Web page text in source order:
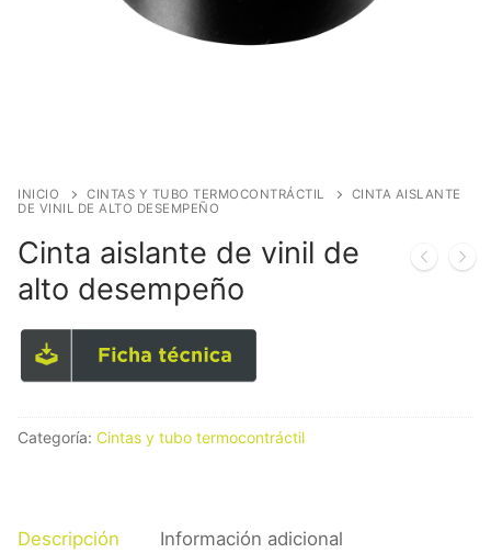
INICIO CINTAS Y TUBO TERMOCONTRÁCTIL
CINTA AISLANTE
DE VINIL DE ALTO DESEMPEÑO
Cinta aislante de vinil de
alto desempeño
Categoría: Cintas y tubo termocontráctil
Descripción Información adicional